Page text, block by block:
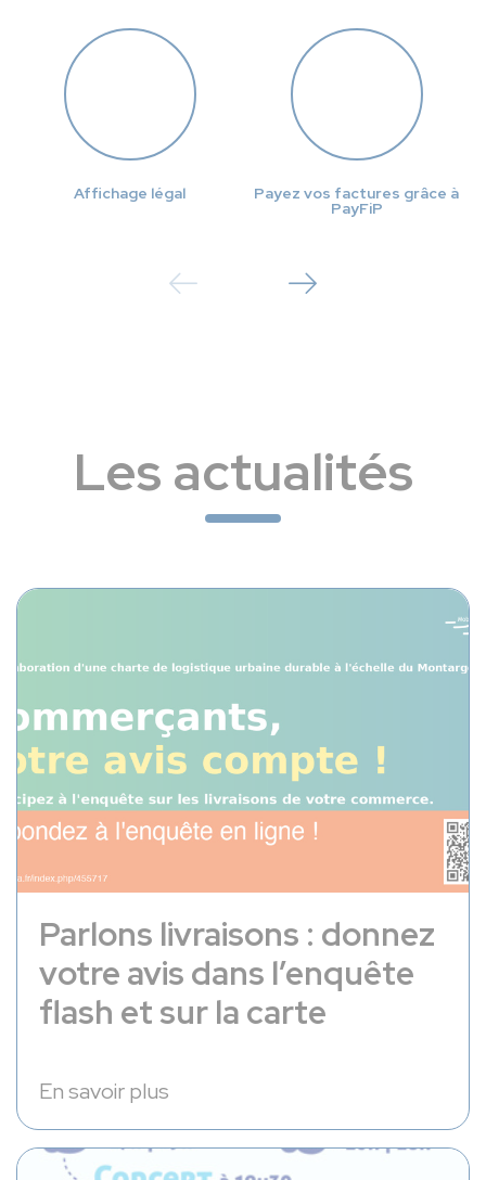
Affichage légal Payez vos factures grâce à
PayFiP
Les actualités
Parlons livraisons : donnez votre avis dans
Parlons livraisons : donnez
votre avis dans l’enquête
flash et sur la carte
En savoir plus
Récid'Eau du Loing